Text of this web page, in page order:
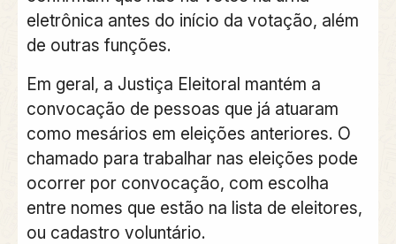
eletrônica antes do início da votação, além
de outras funções.
Em geral, a Justiça Eleitoral mantém a
convocação de pessoas que já atuaram
como mesários em eleições anteriores. O
chamado para trabalhar nas eleições pode
ocorrer por convocação, com escolha
entre nomes que estão na lista de eleitores,
ou cadastro voluntário.